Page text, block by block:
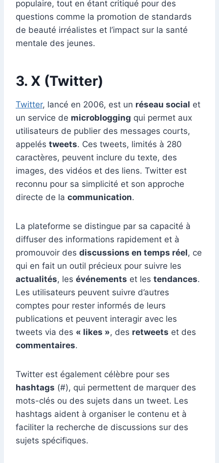
populaire, tout en étant critiqué pour des
questions comme la promotion de standards
de beauté irréalistes et l’impact sur la santé
mentale des jeunes.
3. X (Twitter)
Twitter, lancé en 2006, est un réseau social et
un service de microblogging qui permet aux
utilisateurs de publier des messages courts,
appelés tweets. Ces tweets, limités à 280
caractères, peuvent inclure du texte, des
images, des vidéos et des liens. Twitter est
reconnu pour sa simplicité et son approche
directe de la communication.
La plateforme se distingue par sa capacité à
diffuser des informations rapidement et à
promouvoir des discussions en temps réel, ce
qui en fait un outil précieux pour suivre les
actualités, les événements et les tendances.
Les utilisateurs peuvent suivre d’autres
comptes pour rester informés de leurs
publications et peuvent interagir avec les
tweets via des « likes », des retweets et des
commentaires.
Twitter est également célèbre pour ses
hashtags (#), qui permettent de marquer des
mots-clés ou des sujets dans un tweet. Les
hashtags aident à organiser le contenu et à
faciliter la recherche de discussions sur des
sujets spécifiques.